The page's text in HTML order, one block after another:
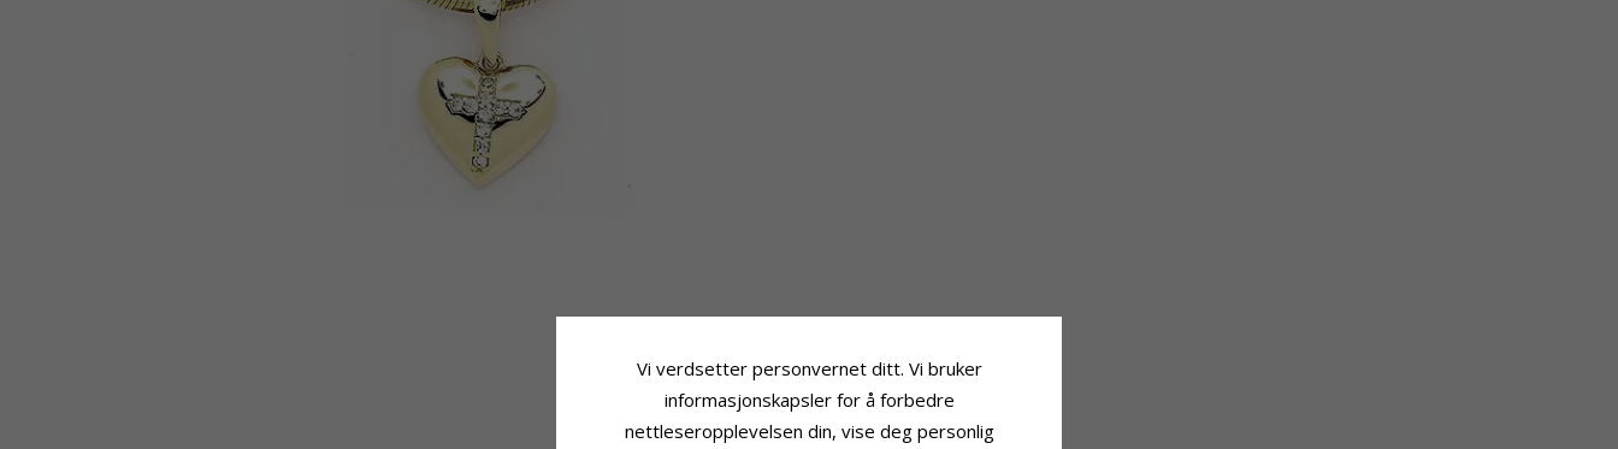
Vi verdsetter personvernet ditt. Vi bruker
informasjonskapsler for å forbedre
nettleseropplevelsen din, vise deg personlig